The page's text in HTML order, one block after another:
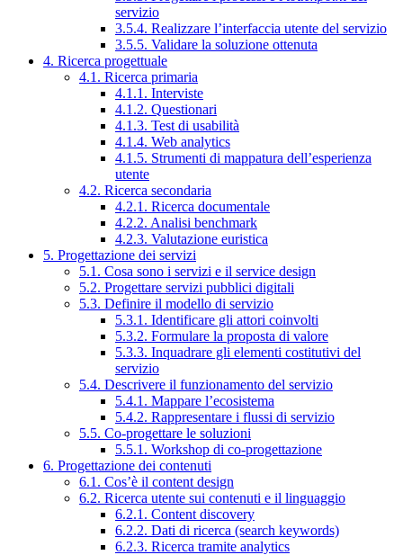
servizio
3.5.4. Realizzare l’interfaccia utente del servizio
3.5.5. Validare la soluzione ottenuta
4. Ricerca progettuale
4.1. Ricerca primaria
4.1.1. Interviste
4.1.2. Questionari
4.1.3. Test di usabilità
4.1.4. Web analytics
4.1.5. Strumenti di mappatura dell’esperienza
utente
4.2. Ricerca secondaria
4.2.1. Ricerca documentale
4.2.2. Analisi benchmark
4.2.3. Valutazione euristica
5. Progettazione dei servizi
5.1. Cosa sono i servizi e il service design
5.2. Progettare servizi pubblici digitali
5.3. Definire il modello di servizio
5.3.1. Identificare gli attori coinvolti
5.3.2. Formulare la proposta di valore
5.3.3. Inquadrare gli elementi costitutivi del
servizio
5.4. Descrivere il funzionamento del servizio
5.4.1. Mappare l’ecosistema
5.4.2. Rappresentare i flussi di servizio
5.5. Co-progettare le soluzioni
5.5.1. Workshop di co-progettazione
6. Progettazione dei contenuti
6.1. Cos’è il content design
6.2. Ricerca utente sui contenuti e il linguaggio
6.2.1. Content discovery
6.2.2. Dati di ricerca (search keywords)
6.2.3. Ricerca tramite analytics